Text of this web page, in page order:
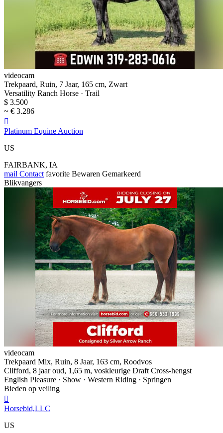
videocam
Trekpaard, Ruin, 7 Jaar, 165 cm, Zwart
Versatility Ranch Horse · Trail
$ 3.500
~ € 3.286

Platinum Equine Auction
US
FAIRBANK, IA
mail Contact favorite Bewaren Gemarkeerd
Blikvangers
videocam
Trekpaard Mix, Ruin, 8 Jaar, 163 cm, Roodvos
Clifford, 8 jaar oud, 1,65 m, voskleurige Draft Cross-hengst
English Pleasure · Show · Western Riding · Springen
Bieden op veiling

Horsebid,LLC
US